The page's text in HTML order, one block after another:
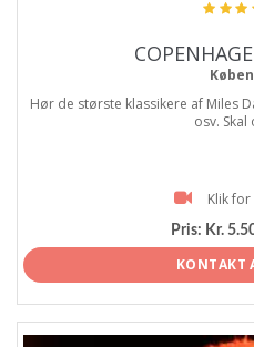
Hør de største klassikere af Miles
osv. Skal
Klik
Pris: Kr.
KONTAKT